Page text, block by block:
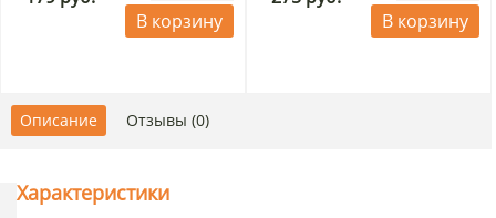
В корзину В корзину
Описание Отзывы (0)
Характеристики